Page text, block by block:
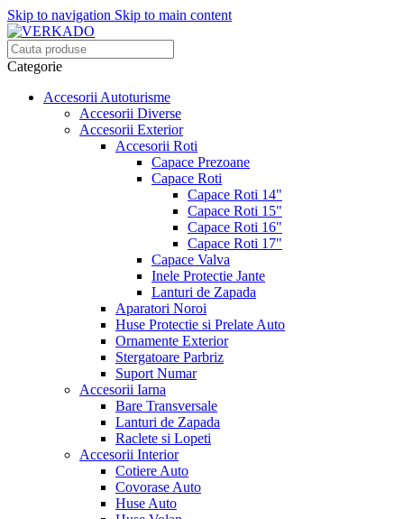
Skip to navigation Skip to main content
Categorie
Accesorii Autoturisme
Accesorii Diverse
Accesorii Exterior
Accesorii Roti
Capace Prezoane
Capace Roti
Capace Roti 14"
Capace Roti 15"
Capace Roti 16"
Capace Roti 17"
Capace Valva
Inele Protectie Jante
Lanturi de Zapada
Aparatori Noroi
Huse Protectie si Prelate Auto
Ornamente Exterior
Stergatoare Parbriz
Suport Numar
Accesorii Iarna
Bare Transversale
Lanturi de Zapada
Raclete si Lopeti
Accesorii Interior
Cotiere Auto
Covorase Auto
Huse Auto